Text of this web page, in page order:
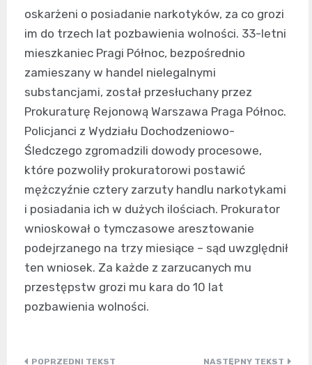
oskarżeni o posiadanie narkotyków, za co grozi
im do trzech lat pozbawienia wolności. 33-letni
mieszkaniec Pragi Północ, bezpośrednio
zamieszany w handel nielegalnymi
substancjami, został przesłuchany przez
Prokuraturę Rejonową Warszawa Praga Północ.
Policjanci z Wydziału Dochodzeniowo-
Śledczego zgromadzili dowody procesowe,
które pozwoliły prokuratorowi postawić
mężczyźnie cztery zarzuty handlu narkotykami
i posiadania ich w dużych ilościach. Prokurator
wnioskował o tymczasowe aresztowanie
podejrzanego na trzy miesiące – sąd uwzględnił
ten wniosek. Za każde z zarzucanych mu
przestępstw grozi mu kara do 10 lat
pozbawienia wolności.